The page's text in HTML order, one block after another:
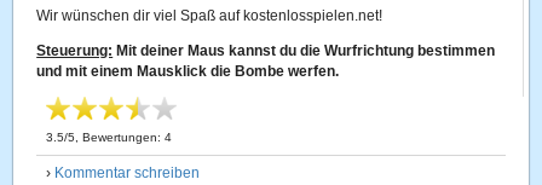
Wir wünschen dir viel Spaß auf kostenlosspielen.net!
Steuerung: Mit deiner Maus kannst du die Wurfrichtung bestimmen
und mit einem Mausklick die Bombe werfen.
3.5/5 , Bewertungen:4
› Kommentar schreiben